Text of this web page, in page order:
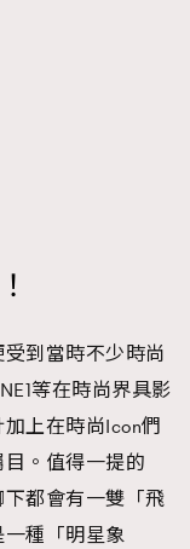
受到當時不少時尚
等在時尚界具影
上在時尚Icon們
。值得一提的
都會有一雙「飛
種「明星象